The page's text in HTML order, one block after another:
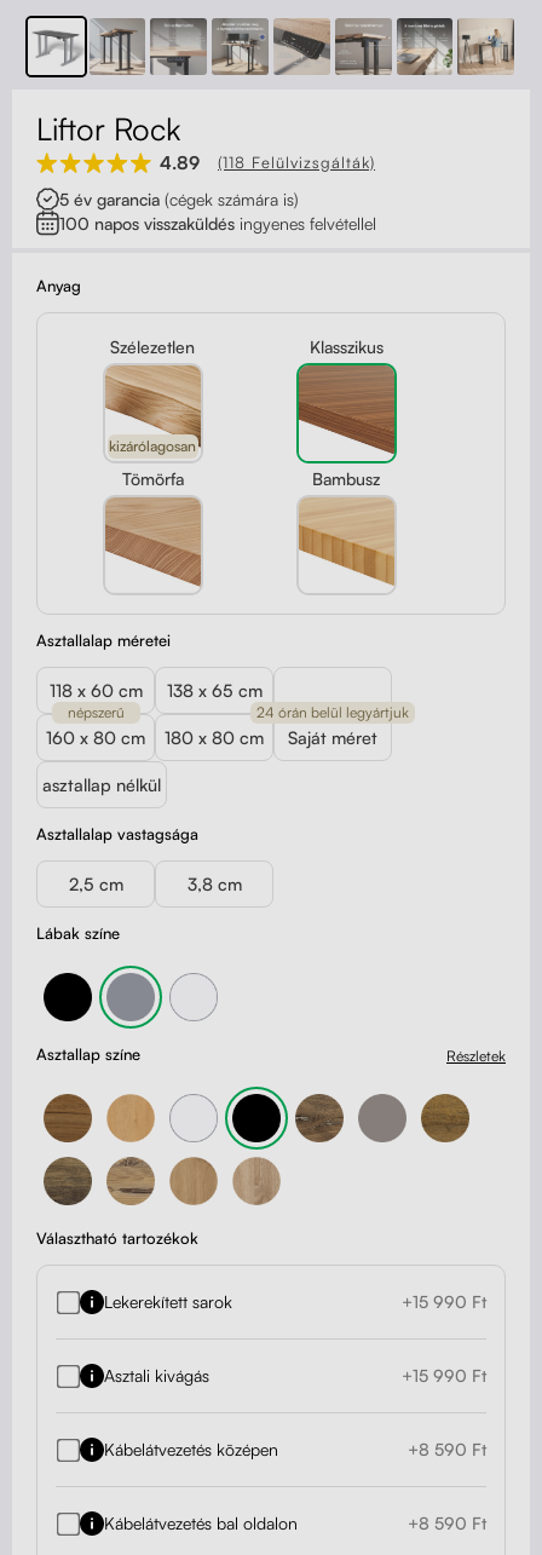
Kerekek
Zárható fiók
Fa monitor állványok
Deréktámaszok
Kapcsolat
Liftor Rock
4.89 (118 Felülvizsgálták)
5 év garancia (cégek számára is)
100 napos visszaküldés ingyenes felvétellel
Anyag
Szélezetlen
kizárólagosan
Klasszikus
Tömörfa Bambusz
Lábak színe
Asztallalap vastagsága
2,5 cm 3,8 cm
Asztallalap méretei
118 x 60 cm 138 x 65 cm
160 x 80 cm
népszerű
180 x 80 cm Saját méret
24 órán belül legyártjuk
asztallap nélkül
Asztallap színe Részletek
Választható tartozékok
Lekerekített sarok +15 990 Ft
Asztali kivágás +15 990 Ft
Kábelátvezetés középen +8 590 Ft
Kábelátvezetés bal oldalon +8 590 Ft